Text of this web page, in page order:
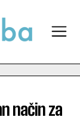
način za